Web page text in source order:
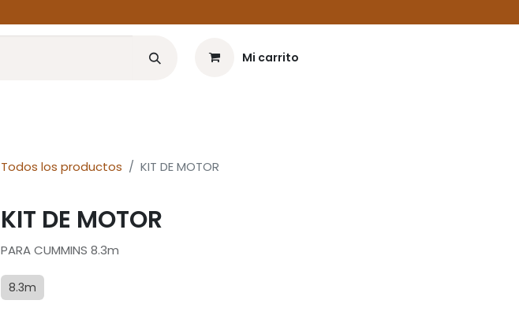
Mi carrito
Todos los productos KIT DE MOTOR
KIT DE MOTOR
PARA CUMMINS 8.3m
8.3m